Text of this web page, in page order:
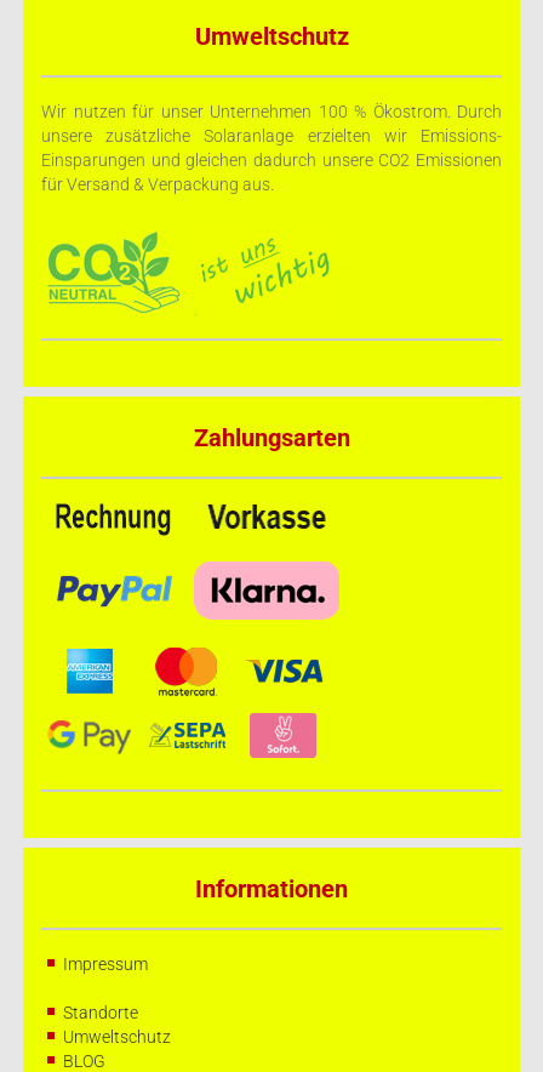
Umweltschutz
Wir nutzen für unser Unternehmen 100 % Ökostrom. Durch
unsere zusätzliche Solaranlage erzielten wir Emissions-
Einsparungen und gleichen dadurch unsere CO2 Emissionen
für Versand & Verpackung aus.
Zahlungsarten
Informationen
Impressum
Standorte
Umweltschutz
BLOG